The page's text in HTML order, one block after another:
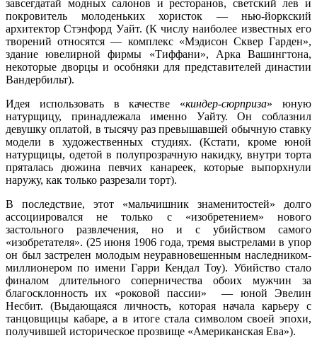
завсегдатай модных салонов и ресторанов, светский лев и
покровитель молоденьких хористок — нью-йоркский
архитектор Стэнфорд Уайт. (К числу наиболее известных его
творений относятся — комплекс «Мэдисон Сквер Гарден»,
здание ювелирной фирмы «Тиффани», Арка Вашингтона,
некоторые дворцы и особняки для представителей династии
Вандербильт).
Идея использовать в качестве «киндер-сюрприза» юную
натурщицу, принадлежала именно Уайту. Он соблазнил
девушку оплатой, в тысячу раз превышавшей обычную ставку
модели в художественных студиях. (Кстати, кроме юной
натурщицы, одетой в полупрозрачную накидку, внутри торта
пряталась дюжина певчих канареек, которые выпорхнули
наружу, как только разрезали торт).
В последствие, этот «мальчишник знаменитостей» долго
ассоциировался не только с «изобретением» нового
застольного развлечения, но и с убийством самого
«изобретателя». (25 июня 1906 года, тремя выстрелами в упор
он был застрелен молодым неуравновешенным наследником-
миллионером по имени Гарри Кендал Тоу). Убийство стало
финалом длительного соперничества обоих мужчин за
благосклонность их «роковой пассии» — юной Эвелин
Несбит. (Выдающаяся личность, которая начала карьеру с
танцовщицы кабаре, а в итоге стала символом своей эпохи,
получившей историческое прозвище «Американская Ева»).